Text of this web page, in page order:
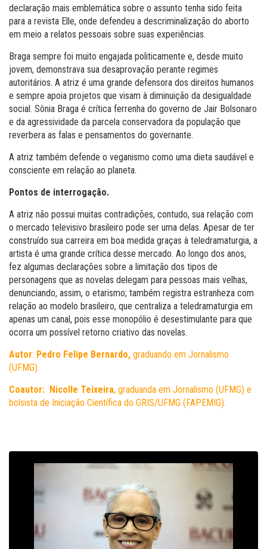
declaração mais emblemática sobre o assunto tenha sido feita
para a revista Elle, onde defendeu a descriminalização do aborto
em meio a relatos pessoais sobre suas experiências.
Braga sempre foi muito engajada politicamente e, desde muito
jovem, demonstrava sua desaprovação perante regimes
autoritários. A atriz é uma grande defensora dos direitos humanos
e sempre apoia projetos que visam à diminuição da desigualdade
social. Sônia Braga é crítica ferrenha do governo de Jair Bolsonaro
e da agressividade da parcela conservadora da população que
reverbera as falas e pensamentos do governante.
A atriz também defende o veganismo como uma dieta saudável e
consciente em relação ao planeta.
Pontos de interrogação.
A atriz não possui muitas contradições, contudo, sua relação com
o mercado televisivo brasileiro pode ser uma delas. Apesar de ter
construído sua carreira em boa medida graças à teledramaturgia, a
artista é uma grande crítica desse mercado. Ao longo dos anos,
fez algumas declarações sobre a limitação dos tipos de
personagens que as novelas delegam para pessoas mais velhas,
denunciando, assim, o etarismo; também registra estranheza com
relação ao modelo brasileiro, que centraliza a teledramaturgia em
apenas um canal, pois esse monopólio é desestimulante para que
ocorra um possível retorno criativo das novelas.
Autor: Pedro Felipe Bernardo, graduando em Jornalismo
(UFMG).
Coautor: Nicolle Teixeira, graduanda em Jornalismo (UFMG) e
bolsista de Iniciação Científica do GRIS/UFMG (FAPEMIG).